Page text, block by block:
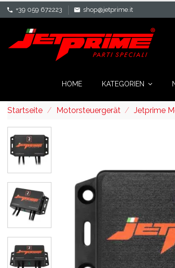
phone +39 059 672223 mail shop@jetprime.it
HOME KATEGORIEN
Startseite Motorsteuergerät Jetprime